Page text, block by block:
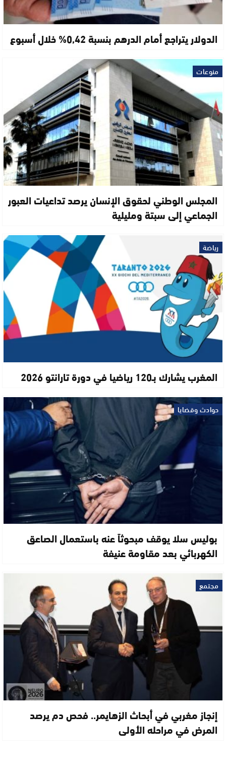
الدولار يتراجع أمام الدرهم بنسبة 0,42% خلال أسبوع
منوعات
المجلس الوطني لحقوق الإنسان يرصد تداعيات العبور
الجماعي إلى سبتة ومليلية
رياضة
المغرب يشارك بـ120 رياضيا في دورة تارانتو 2026
حوادث وقضايا
بوليس سلا يوقف مبحوثاً عنه باستعمال الصاعق
الكهربائي بعد مقاومة عنيفة
مجتمع
إنجاز مغربي في أبحاث الزهايمر.. فحص دم يرصد
المرض في مراحله الأولى